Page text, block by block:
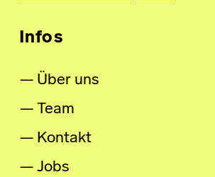
Infos
Über uns
Team
Kontakt
Jobs